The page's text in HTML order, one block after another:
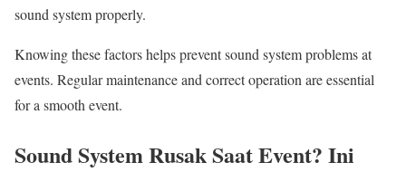
sound system properly.
Knowing these factors helps prevent sound system problems at
events. Regular maintenance and correct operation are essential
for a smooth event.
Sound System Rusak Saat Event? Ini